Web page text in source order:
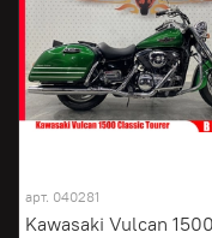
арт. 040281
Kawasaki Vulcan 1500